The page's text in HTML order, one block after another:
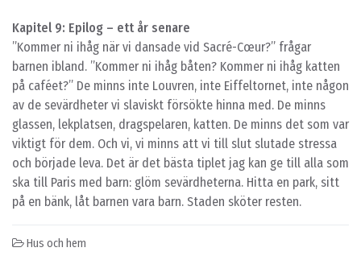
Kapitel 9: Epilog – ett år senare
”Kommer ni ihåg när vi dansade vid Sacré-Cœur?” frågar
barnen ibland. ”Kommer ni ihåg båten? Kommer ni ihåg katten
på caféet?” De minns inte Louvren, inte Eiffeltornet, inte någon
av de sevärdheter vi slaviskt försökte hinna med. De minns
glassen, lekplatsen, dragspelaren, katten. De minns det som var
viktigt för dem. Och vi, vi minns att vi till slut slutade stressa
och började leva. Det är det bästa tiplet jag kan ge till alla som
ska till Paris med barn: glöm sevärdheterna. Hitta en park, sitt
på en bänk, låt barnen vara barn. Staden sköter resten.
Hus och hem